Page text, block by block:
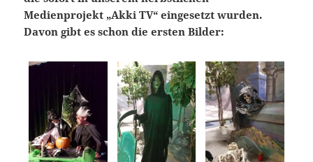
Medienprojekt „Akki TV“ eingesetzt wurden.
Davon gibt es schon die ersten Bilder: